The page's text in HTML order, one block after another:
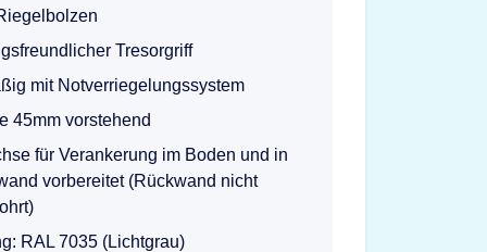
Tresorgriff
mit Notverriegelungssystem
45mm vorstehend
für Verankerung im Boden und in
vorbereitet (Rückwand nicht
RAL 7035 (Lichtgrau)